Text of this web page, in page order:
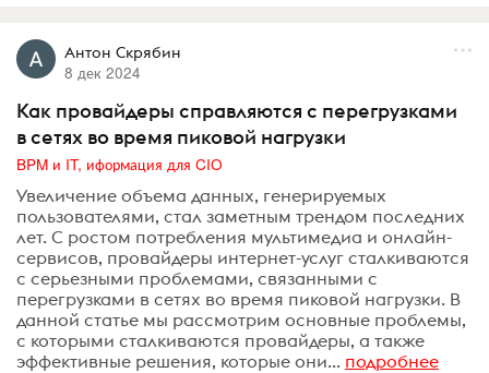
Антон Скрябин
8 дек 2024
Как провайдеры справляются с перегрузками
в сетях во время пиковой нагрузки
BPM и IT, иформация для CIO
Увеличение объема данных, генерируемых
пользователями, стал заметным трендом последних
лет. С ростом потребления мультимедиа и онлайн-
сервисов, провайдеры интернет-услуг сталкиваются
с серьезными проблемами, связанными с
перегрузками в сетях во время пиковой нагрузки. В
данной статье мы рассмотрим основные проблемы,
с которыми сталкиваются провайдеры, а также
эффективные решения, которые они... подробнее